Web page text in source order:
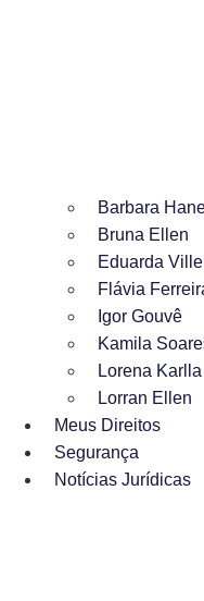
Barbara
Bruna Ellen
Eduarda
Flávia
Igor Gouvê
Kamila
Lorena Karlla
Lorran Ellen
Meus Direitos
Segurança
Notícias Jurídicas